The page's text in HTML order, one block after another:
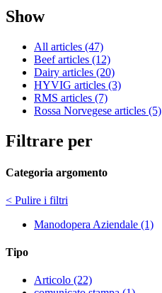
Show
All articles (47)
Beef articles (12)
Dairy articles (20)
HYVIG articles (3)
RMS articles (7)
Rossa Norvegese articles (5)
Filtrare per
Categoria argomento
< Pulire i filtri
Manodopera Aziendale (1)
Tipo
Articolo (22)